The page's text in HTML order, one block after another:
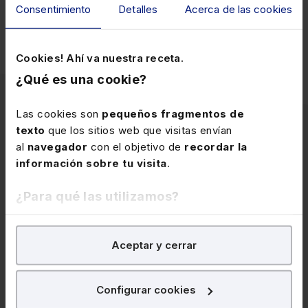
Consentimiento Detalles Acerca de las cookies
Cookies! Ahí va nuestra receta.
¿Qué es una cookie?
Las cookies son pequeños fragmentos de
texto que los sitios web que visitas envían
al navegador con el objetivo de recordar la
información sobre tu visita.
¿Para qué las utilizamos?
En Lefebvre utilizamos las cookies confines
para tratar demejorar tu experiencia
nuestra página web. También con fines publicitarios,
Aceptar y cerrar
Configurar cookies
Artículos
relacionados